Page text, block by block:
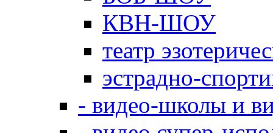
КВН-ШОУ
театр
эстрадно-
- видео-школы и